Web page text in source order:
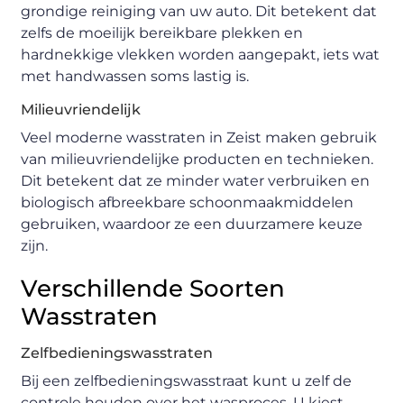
grondige reiniging van uw auto. Dit betekent dat
zelfs de moeilijk bereikbare plekken en
hardnekkige vlekken worden aangepakt, iets wat
met handwassen soms lastig is.
Milieuvriendelijk
Veel moderne wasstraten in Zeist maken gebruik
van milieuvriendelijke producten en technieken.
Dit betekent dat ze minder water verbruiken en
biologisch afbreekbare schoonmaakmiddelen
gebruiken, waardoor ze een duurzamere keuze
zijn.
Verschillende Soorten
Wasstraten
Zelfbedieningswasstraten
Bij een zelfbedieningswasstraat kunt u zelf de